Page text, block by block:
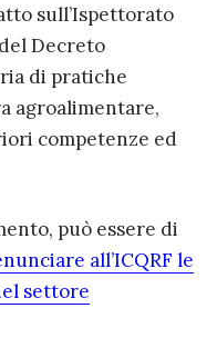
sull’Ispettorato
Decreto
di pratiche
agroalimentare,
competenze ed
può essere di
all’ICQRF le
settore